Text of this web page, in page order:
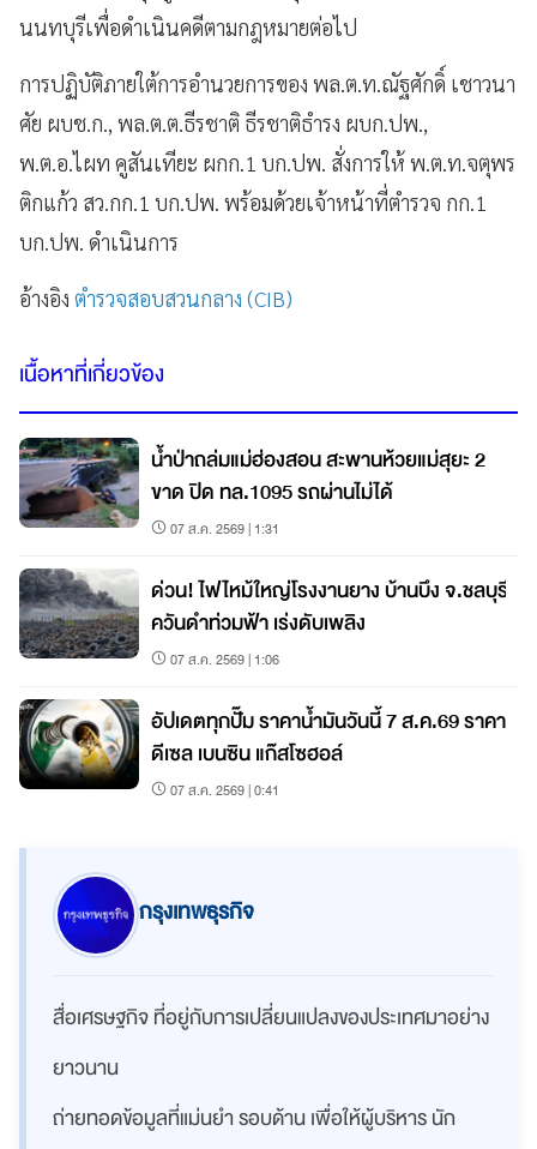
นนทบุรีเพื่อดำเนินคดีตามกฎหมายต่อไป
การปฏิบัติภายใต้การอำนวยการของ พล.ต.ท.ณัฐศักดิ์ เชาวนา
ศัย ผบช.ก., พล.ต.ต.ธีรชาติ ธีรชาติธำรง ผบก.ปพ.,
พ.ต.อ.ไผท คูสันเทียะ ผกก.1 บก.ปพ. สั่งการให้ พ.ต.ท.จตุพร
ติกแก้ว สว.กก.1 บก.ปพ. พร้อมด้วยเจ้าหน้าที่ตำรวจ กก.1
บก.ปพ. ดำเนินการ
อ้างอิง ตำรวจสอบสวนกลาง (CIB)
เนื้อหาที่เกี่ยวข้อง
น้ำป่าถล่มแม่ฮ่องสอน สะพานห้วยแม่สุยะ 2
ขาด ปิด ทล.1095 รถผ่านไม่ได้
07 ส.ค. 2569 | 1:31
ด่วน! ไฟไหม้ใหญ่โรงงานยาง บ้านบึง จ.ชลบุรี
ควันดำท่วมฟ้า เร่งดับเพลิง
07 ส.ค. 2569 | 1:06
อัปเดตทุกปั๊ม ราคาน้ำมันวันนี้ 7 ส.ค.69 ราคา
ดีเซล เบนซิน แก๊สโซฮอล์
07 ส.ค. 2569 | 0:41
กรุงเทพธุรกิจ
สื่อเศรษฐกิจ ที่อยู่กับการเปลี่ยนแปลงของประเทศมาอย่าง
ยาวนาน
ถ่ายทอดข้อมูลที่แม่นยำ รอบด้าน เพื่อให้ผู้บริหาร นัก